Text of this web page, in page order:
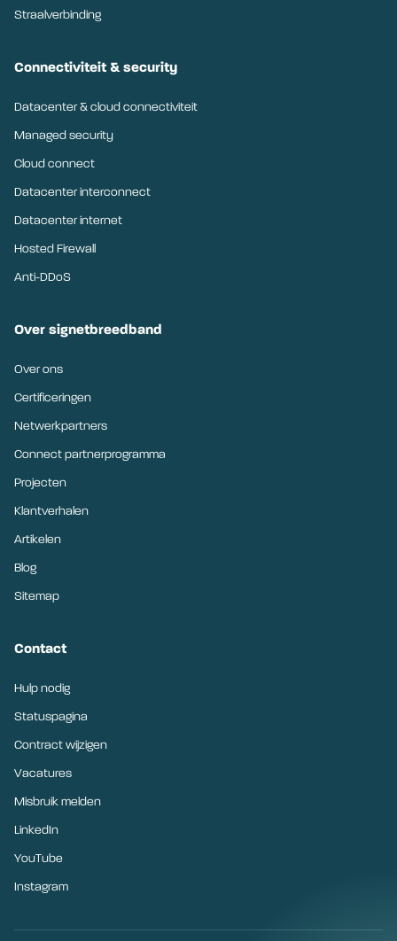
Straalverbinding
Connectiviteit & security
Datacenter & cloud connectiviteit
Managed security
Cloud connect
Datacenter interconnect
Datacenter internet
Hosted Firewall
Anti-DDoS
Over signetbreedband
Over ons
Certificeringen
Netwerkpartners
Connect partnerprogramma
Projecten
Klantverhalen
Artikelen
Blog
Sitemap
Contact
Hulp nodig
Statuspagina
Contract wijzigen
Vacatures
Misbruik melden
LinkedIn
YouTube
Instagram